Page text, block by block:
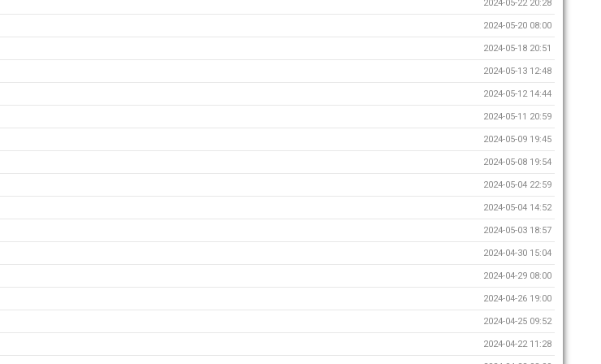
2024-05-22 20:28
2024-05-20 08:00
2024-05-18 20:51
2024-05-13 12:48
2024-05-12 14:44
2024-05-11 20:59
2024-05-09 19:45
2024-05-08 19:54
2024-05-04 22:59
2024-05-04 14:52
2024-05-03 18:57
2024-04-30 15:04
2024-04-29 08:00
2024-04-26 19:00
2024-04-25 09:52
2024-04-22 11:28